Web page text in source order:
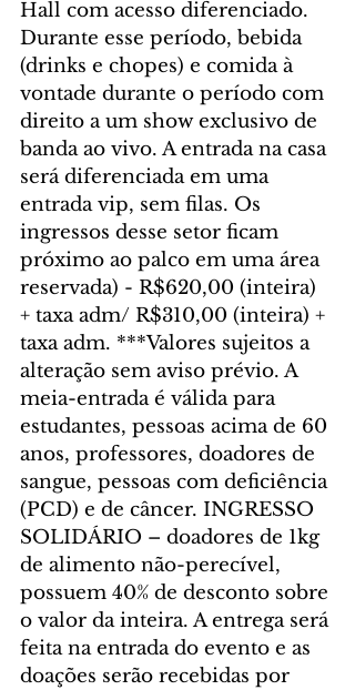
Hall com acesso diferenciado.
Durante esse período, bebida
(drinks e chopes) e comida à
vontade durante o período com
direito a um show exclusivo de
banda ao vivo. A entrada na casa
será diferenciada em uma
entrada vip, sem filas. Os
ingressos desse setor ficam
próximo ao palco em uma área
reservada) - R$620,00 (inteira)
+ taxa adm/ R$310,00 (inteira) +
taxa adm. ***Valores sujeitos a
alteração sem aviso prévio. A
meia-entrada é válida para
estudantes, pessoas acima de 60
anos, professores, doadores de
sangue, pessoas com deficiência
(PCD) e de câncer. INGRESSO
SOLIDÁRIO – doadores de 1kg
de alimento não-perecível,
possuem 40% de desconto sobre
o valor da inteira. A entrega será
feita na entrada do evento e as
doações serão recebidas por